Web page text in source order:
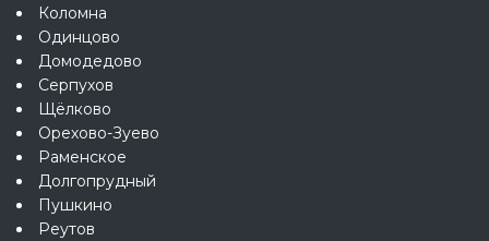
Коломна
Одинцово
Домодедово
Серпухов
Щёлково
Орехово-Зуево
Раменское
Долгопрудный
Пушкино
Реутов